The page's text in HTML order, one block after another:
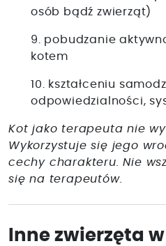
osób bądź zwierząt)
9. pobudzanie
kotem
10. kształceniu
odpowiedzialności,
Kot jako terapeuta nie
Wykorzystuje się jego
cechy charakteru. Nie
się na terapeutów.
Inne zwierzęta